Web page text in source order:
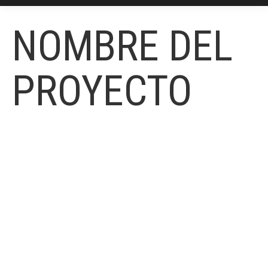
NOMBRE DEL
PROYECTO